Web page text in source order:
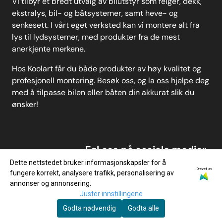
ekstralys, bil- og båtsystemer, samt heve- og
senkesett. I vårt eget verksted kan vi montere alt fra
lys til lydsystemer, med produkter fra de mest
anerkjente merkene.
Hos Koolart får du både produkter av høy kvalitet og
profesjonell montering. Besøk oss, og la oss hjelpe deg
med å tilpasse bilen eller båten din akkurat slik du
ønsker!
Føl oss på sosiale medier
Dette nettstedet bruker informasjonskapsler for å
fungere korrekt, analysere trafikk, personalisering av
annonser og annonsering.
Drevet av
Juster innstillingene
Godta nødvendig
Godta alle